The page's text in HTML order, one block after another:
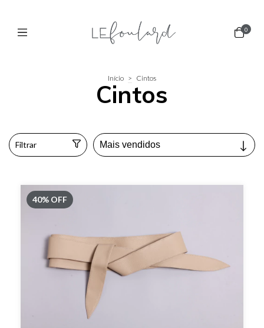
0
Início > Cintos
Cintos
Filtrar
40% OFF